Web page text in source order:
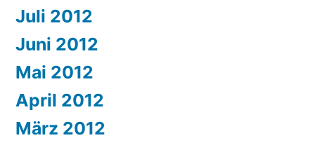
Juli 2012
Juni 2012
Mai 2012
April 2012
März 2012